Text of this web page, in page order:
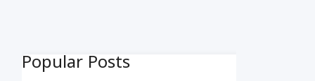
Popular Posts